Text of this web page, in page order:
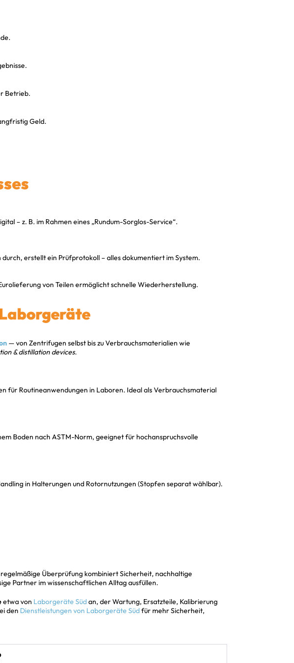
Betrieb.
Geld.
– z. B. im Rahmen eines „Rundum-Sorglos-Service“.
erstellt ein Prüfprotokoll – alles dokumentiert im System.
von Teilen ermöglicht schnelle Wiederherstellung.
— von Zentrifugen selbst bis zu Verbrauchsmaterialien wie
& distillation devices.
für Routineanwendungen in Laboren. Ideal als Verbrauchsmaterial
Boden nach ASTM-Norm, geeignet für hochanspruchsvolle
in Halterungen und Rotornutzungen (Stopfen separat wählbar).
Überprüfung kombiniert Sicherheit, nachhaltige
Partner im wissenschaftlichen Alltag ausfüllen.
etwa von Laborgeräte Südan, der Wartung, Ersatzteile, Kalibrierung
den Dienstleistungen von Laborgeräte Südfür mehr Sicherheit,